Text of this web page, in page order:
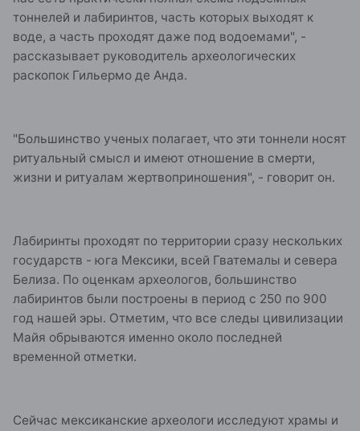
тоннелей и лабиринтов, часть которых выходят к
воде, а часть проходят даже под водоемами", -
рассказывает руководитель археологических
раскопок Гильермо де Анда.
"Большинство ученых полагает, что эти тоннели носят
ритуальный смысл и имеют отношение в смерти,
жизни и ритуалам жертвоприношения", - говорит он.
Лабиринты проходят по территории сразу нескольких
государств - юга Мексики, всей Гватемалы и севера
Белиза. По оценкам археологов, большинство
лабиринтов были построены в период с 250 по 900
год нашей эры. Отметим, что все следы цивилизации
Майя обрываются именно около последней
временной отметки.
Сейчас мексиканские археологи исследуют храмы и